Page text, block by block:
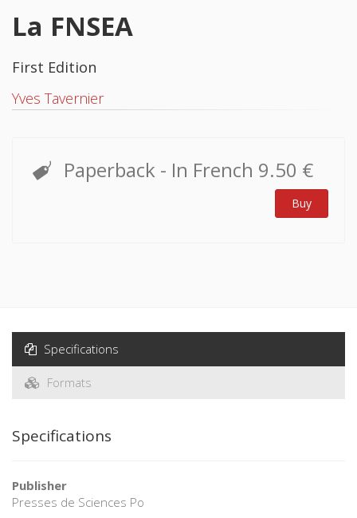
La FNSEA
First Edition
Yves Tavernier
Paperback - In French 9.50 €
Buy
Specifications
Formats
Specifications
Publisher
Presses de Sciences Po